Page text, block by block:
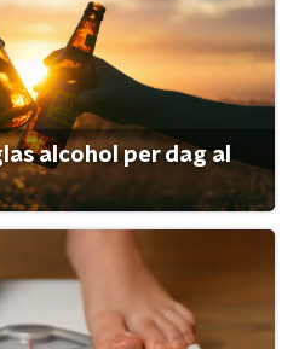
alcohol per dag al